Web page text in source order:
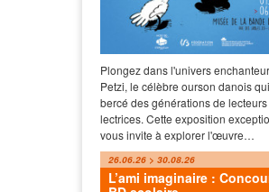
Plongez dans l'univers
Petzi, le célèbre ourson danois
bercé des générations de lecteurs
lectrices. Cette exposition
vous invite à explorer l'œuvre…
26.06.26 > 30.08.26
L’ami imaginaire :